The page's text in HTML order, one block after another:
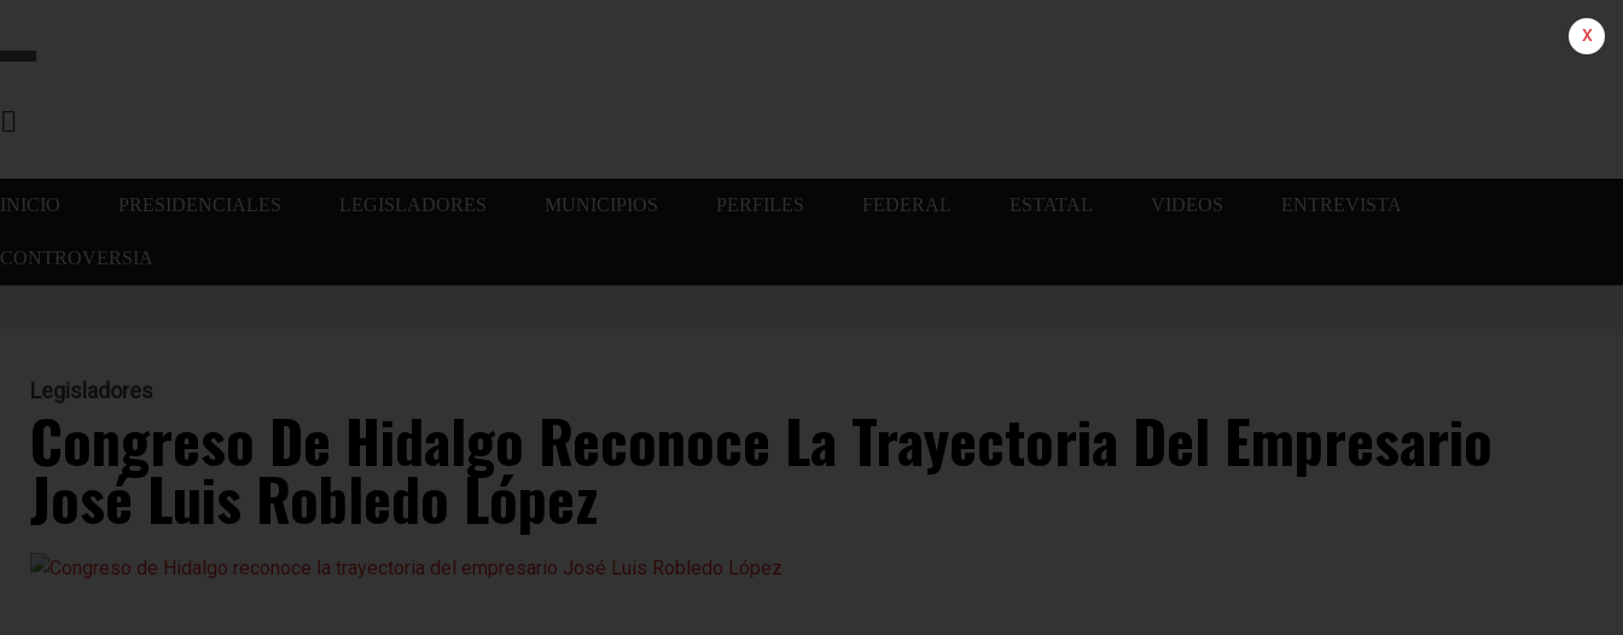
x
INICIO PRESIDENCIALES LEGISLADORES MUNICIPIOS PERFILES FEDERAL ESTATAL VIDEOS ENTREVISTA
CONTROVERSIA
Legisladores
Congreso De Hidalgo Reconoce La Trayectoria Del Empresario
José Luis Robledo López